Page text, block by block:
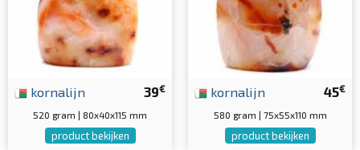
39€
kornalijn
520 gram | 80x40x115 mm
product bekijken
45€
kornalijn
580 gram | 75x55x110 mm
product bekijken